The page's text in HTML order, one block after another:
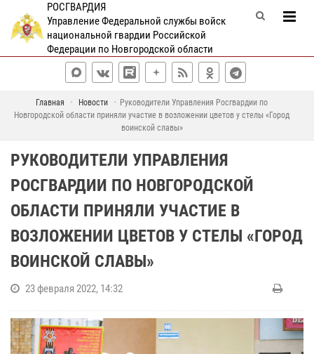
РОСГВАРДИЯ
Управление Федеральной службы войск
национальной гвардии Российской
Федерации по Новгородской области
Главная Новости
Руководители Управления Росгвардии по
Новгородской области приняли участие в возложении цветов у стелы «Город
воинской славы»
РУКОВОДИТЕЛИ УПРАВЛЕНИЯ
РОСГВАРДИИ ПО НОВГОРОДСКОЙ
ОБЛАСТИ ПРИНЯЛИ УЧАСТИЕ В
ВОЗЛОЖЕНИИ ЦВЕТОВ У СТЕЛЫ «ГОРОД
ВОИНСКОЙ СЛАВЫ»
23 февраля 2022, 14:32